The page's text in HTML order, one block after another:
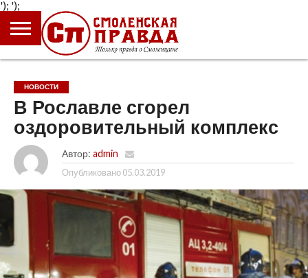
');
ГЛАВНАЯ
НОВОСТИ
ПРОИСШЕСТВИЯ
ПОЛИТИКА
КУЛЬТУРА
ЭКОНОМИКА
ОБЩЕСТВО
БЛОГИ
НОВОСТИ
В Рославле сгорел
оздоровительный комплекс
Автор: admin
Опубликовано 05.03.2019
');